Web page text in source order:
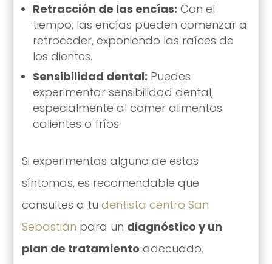
Retracción de las encías: Con el
tiempo, las encías pueden comenzar a
retroceder, exponiendo las raíces de
los dientes.
Sensibilidad dental: Puedes
experimentar sensibilidad dental,
especialmente al comer alimentos
calientes o fríos.
Si experimentas alguno de estos
síntomas, es recomendable que
consultes a tu dentista centro San
Sebastián para un diagnóstico y un
plan de tratamiento adecuado.